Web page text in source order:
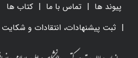
پیوند ها تماس با ما
کتاب ها
ثبت پیشنهادات، انتقادات و شکایت